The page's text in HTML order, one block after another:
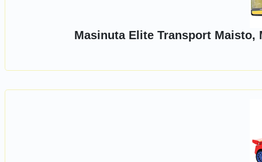
Masinuta Elite Transport Maisto,